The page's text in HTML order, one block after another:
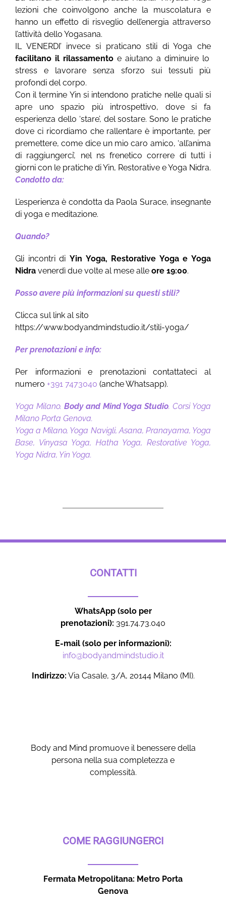
lezioni che coinvolgono anche la muscolatura e
hanno un effetto di risveglio dell’energia attraverso
l’attività dello Yogasana.
IL VENERDI’ invece si praticano stili di Yoga che
facilitano il rilassamento e aiutano a diminuire lo
stress e lavorare senza sforzo sui tessuti più
profondi del corpo.
Con il termine Yin si intendono pratiche nelle quali si
apre uno spazio più introspettivo, dove si fa
esperienza dello ‘stare’, del sostare. Sono le pratiche
dove ci ricordiamo che rallentare è importante, per
premettere, come dice un mio caro amico, ‘all’anima
di raggiungerci’, nel ns frenetico correre di tutti i
giorni con le pratiche di Yin, Restorative e Yoga Nidra.
Condotto da:
L’esperienza è condotta da Paola Surace, insegnante
di yoga e meditazione.
Quando?
Gli incontri di Yin Yoga, Restorative Yoga e Yoga
Nidra venerdì due volte al mese alle ore 19:00.
Posso avere più informazioni su questi stili?
Clicca sul link al sito
https://www.bodyandmindstudio.it/stili-yoga/
Per prenotazioni e info:
Per informazioni e prenotazioni contattateci al
numero +391 7473040 (anche Whatsapp).
Yoga Milano. Body and Mind Yoga Studio. Corsi Yoga
Milano Porta Genova.
Yoga a Milano, Yoga Navigli, Asana, Pranayama, Yoga
Base, Vinyasa Yoga, Hatha Yoga, Restorative Yoga,
Yoga Nidra, Yin Yoga.
CONTATTI
WhatsApp (solo per
prenotazioni): 391.74.73.040
E-mail (solo per informazioni):
info@bodyandmindstudio.it
Indirizzo: Via Casale, 3/A, 20144 Milano (MI).
Body and Mind promuove il benessere della
persona nella sua completezza e
complessità.
COME RAGGIUNGERCI
Fermata Metropolitana: Metro Porta
Genova